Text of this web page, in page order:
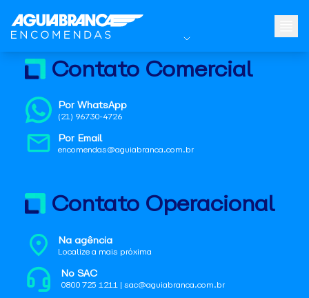
Contato Comercial
Por WhatsApp
(21) 96730-4726
Por Email
encomendas@aguiabranca.com.br
Contato Operacional
Na agência
Localize a mais próxima
No SAC
0800 725 1211 | sac@aguiabranca.com.br